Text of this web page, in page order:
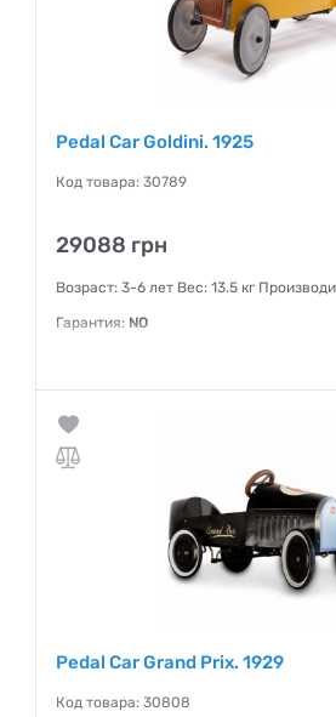
Pedal Car Goldini. 1925
Код товара: 30789
29088 грн
Возраст: 3-6 лет Вес: 13.5 кг
Гарантия: NO
Pedal Car Grand Prix. 1929
Код товара: 30808